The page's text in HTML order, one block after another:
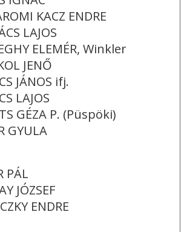
KACZ ENDRE
LAJOS
ELEMÉR, Winkler
JENŐ
JÁNOS ifj.
LAJOS
GÉZA P. (Püspöki)
GYULA
PÁL
JÓZSEF
ENDRE